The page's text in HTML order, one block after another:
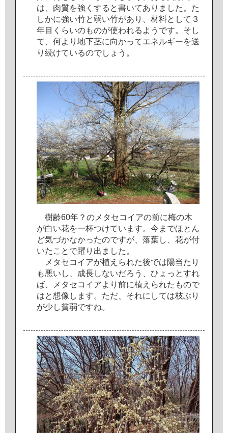
は
肉質を強 く する と書いてあ り ま した 。 た
しかに強い竹と弱い竹があ り 材料と して ３
年目 く らいのものが使われる よ う です。 そ し
て
何よ り 地下茎に向かってエネルギーを送
り 続けているのでし ょ う 。
樹齢60年 ？ の メ タセコ イ アの前に梅の木
が白い花を一杯つけてい ま す。 今 ま でほ と ん
ど気づかなかったのですが 落葉し 花が付
いた こ と で躍 り 出 ま した 。
メ タセコ イ アが植 え られた後では陽当た り
も悪い し 成長しないだろ う ひ ょ っ とすれ
ば
メ タセコ イ アよ り 前に植 え られた もので
はと想像 し ま す。 ただ それに しては枝ぶ り
が少し貧弱ですね。